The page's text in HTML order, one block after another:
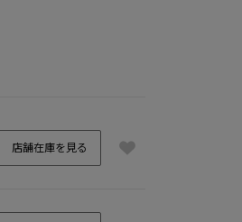
店舗在庫を見る